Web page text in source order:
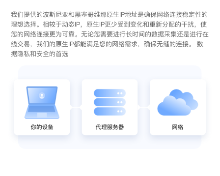
我们提供的波斯尼亚和黑塞哥维那原生IP地址是确保网络连接稳定性的
理想选择。相较于动态IP，原生IP更少受到变化和重新分配的干扰，使
您的网络连接更为可靠。无论您需要进行长时间的数据采集还是进行在
线交易，我们的原生IP都能满足您的网络需求，确保无缝的连接。 数
据隐私和安全的首选